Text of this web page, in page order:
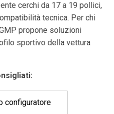
cerchi da 17 a 19 pollici,
tecnica. Per chi
propone soluzioni
sportivo della vettura
configuratore